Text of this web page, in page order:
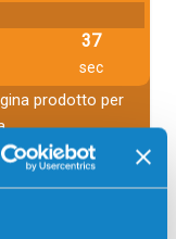
37
sec
prodotto per